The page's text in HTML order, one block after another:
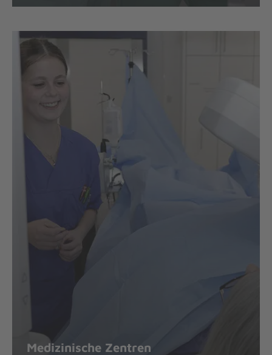
Medizinische Zentren